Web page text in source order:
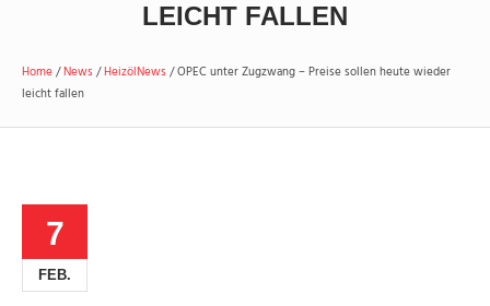
LEICHT FALLEN
Home/News /HeizölNews /OPEC unter Zugzwang – Preise sollen heute wieder
leicht fallen
7
FEB.